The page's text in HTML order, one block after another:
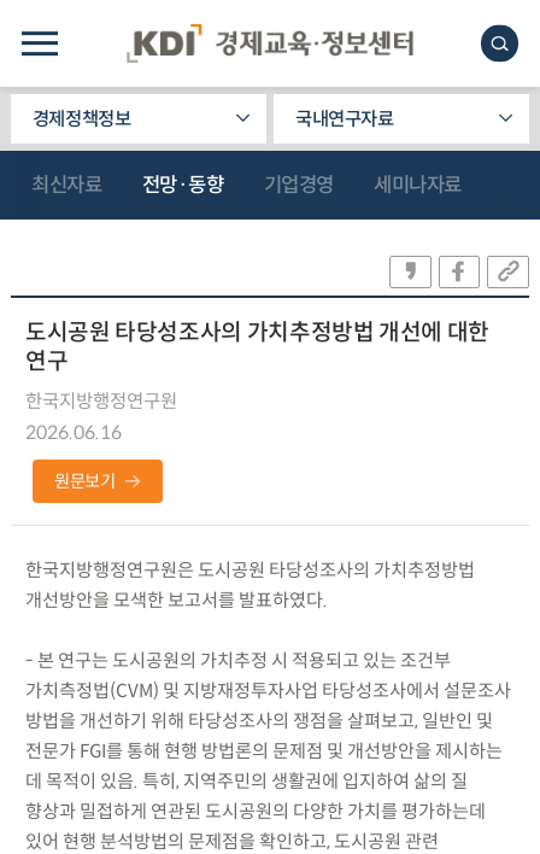
경제정책정보 국내연구자료
최신자료 전망·동향 기업경영 세미나자료
도시공원 타당성조사의 가치추정방법 개선에 대한
연구
한국지방행정연구원
2026.06.16
원문보기
한국지방행정연구원은 도시공원 타당성조사의 가치추정방법
개선방안을 모색한 보고서를 발표하였다.
- 본 연구는 도시공원의 가치추정 시 적용되고 있는 조건부
가치측정법(CVM) 및 지방재정투자사업 타당성조사에서 설문조사
방법을 개선하기 위해 타당성조사의 쟁점을 살펴보고, 일반인 및
전문가 FGI를 통해 현행 방법론의 문제점 및 개선방안을 제시하는
데 목적이 있음. 특히, 지역주민의 생활권에 입지하여 삶의 질
향상과 밀접하게 연관된 도시공원의 다양한 가치를 평가하는데
있어 현행 분석방법의 문제점을 확인하고, 도시공원 관련